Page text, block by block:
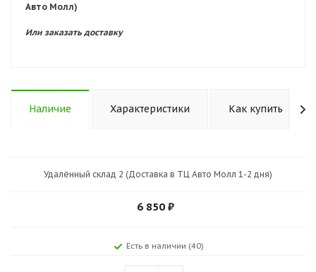
Авто Молл)
Или заказать доставку
Наличие Характеристики Как купить
Удалённый склад 2 (Доставка в ТЦ Авто Молл 1-2 дня)
6 850 ₽
Есть в наличии (40)